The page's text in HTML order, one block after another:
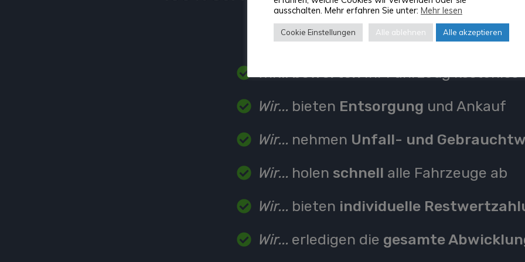
Kaiserslautern
Wir... bieten Entsorgung und Ankauf
Wir... nehmen Unfall- und
Wir... holen schnell alle Fahrzeuge ab
Wir... bieten individuelle
Wir... erledigen die gesamte
ausschalten. Mehr erfahren Sie unter: Mehr lesen
Cookie Einstellungen Alle ablehnen Alle akzeptieren